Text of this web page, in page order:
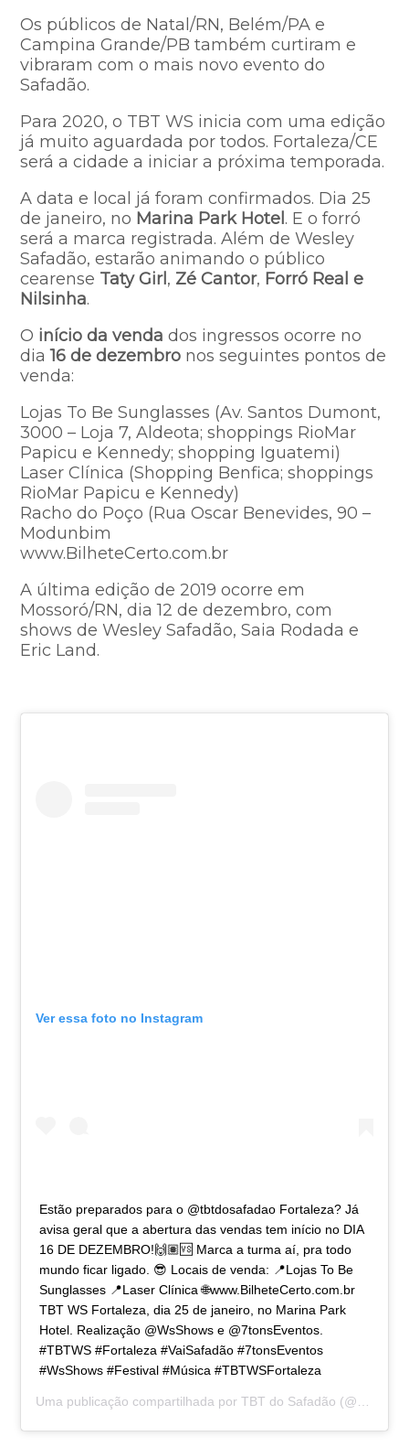
Os públicos de Natal/RN, Belém/PA e
Campina Grande/PB também curtiram e
vibraram com o mais novo evento do
Safadão.
Para 2020, o TBT WS inicia com uma edição
já muito aguardada por todos. Fortaleza/CE
será a cidade a iniciar a próxima temporada.
A data e local já foram confirmados. Dia 25
de janeiro, no Marina Park Hotel . E o forró
será a marca registrada. Além de Wesley
Safadão, estarão animando o público
cearense Taty Girl , Zé Cantor, Forró Real e
Nilsinha.
O início da venda dos ingressos ocorre no
dia16 de dezembro nos seguintes pontos de
venda:
Lojas To Be Sunglasses (Av. Santos Dumont,
3000 – Loja 7, Aldeota; shoppings RioMar
Papicu e Kennedy; shopping Iguatemi)
Laser Clínica (Shopping Benfica; shoppings
RioMar Papicu e Kennedy)
Racho do Poço (Rua Oscar Benevides, 90 –
Modunbim
www.BilheteCerto.com.br
A última edição de 2019 ocorre em
Mossoró/RN, dia 12 de dezembro, com
shows de Wesley Safadão, Saia Rodada e
Eric Land.
Ver essa foto no Instagram
Estão preparados para o @tbtdosafadao Fortaleza? Já
avisa geral que a abertura das vendas tem início no DIA
16 DE DEZEMBRO!🙌🏽🆚 Marca a turma aí, pra todo
mundo ficar ligado. 😎 Locais de venda: 📍Lojas To Be
Sunglasses 📍Laser Clínica 🌐www.BilheteCerto.com.br
TBT WS Fortaleza, dia 25 de janeiro, no Marina Park
Hotel. Realização @WsShows e @7tonsEventos.
#TBTWS #Fortaleza #VaiSafadão #7tonsEventos
#WsShows #Festival #Música #TBTWSFortaleza
Uma publicação compartilhada porTBT do Safadão (@tbtdosafadao) em